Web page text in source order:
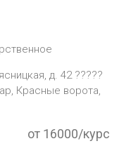
д. 42 ?????
Красные ворота,
от 16000/курс